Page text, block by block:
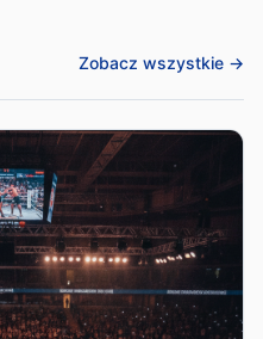
Zobacz wszystkie →